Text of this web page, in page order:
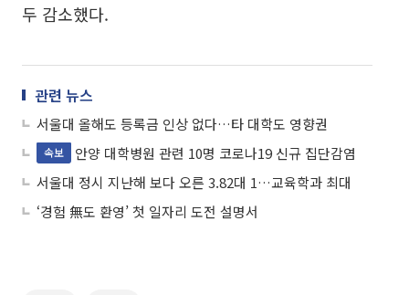
두 감소했다.
관련 뉴스
서울대 올해도 등록금 인상 없다…타 대학도 영향권
속보
안양 대학병원 관련 10명 코로나19 신규 집단감염
서울대 정시 지난해 보다 오른 3.82대 1…교육학과 최대
‘경험 無도 환영’ 첫 일자리 도전 설명서